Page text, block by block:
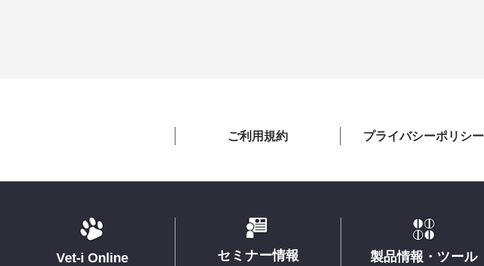
ご利用規約 プライバシーポリシー
Vet-i Online セミナー情報 製品情報・ツール